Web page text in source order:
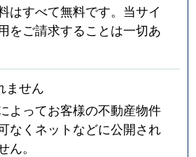
はすべて無料です。当サイ
をご請求することは一切あ
ません
よってお客様の不動産物件
なくネットなどに公開され
。